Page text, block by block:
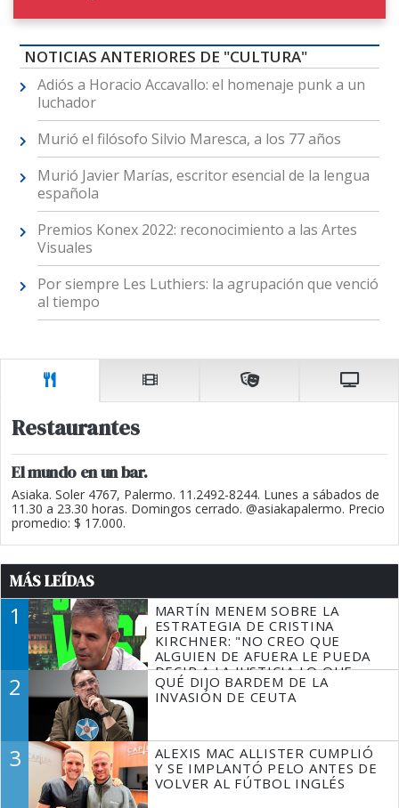
NOTICIAS ANTERIORES DE "CULTURA"
Adiós a Horacio Accavallo: el homenaje punk a un
luchador
Murió el filósofo Silvio Maresca, a los 77 años
Murió Javier Marías, escritor esencial de la lengua
española
Premios Konex 2022: reconocimiento a las Artes
Visuales
Por siempre Les Luthiers: la agrupación que venció
al tiempo
Restaurantes
El mundo en un bar.
Asiaka. Soler 4767, Palermo. 11.2492-8244. Lunes a sábados de
11.30 a 23.30 horas. Domingos cerrado. @asiakapalermo. Precio
promedio: $ 17.000.
MÁS LEÍDAS
1
MARTÍN MENEM SOBRE LA
ESTRATEGIA DE CRISTINA
KIRCHNER: "NO CREO QUE
ALGUIEN DE AFUERA LE PUEDA
DECIR A LA JUSTICIA LO QUE
TIENE QUE HACER"
2
QUÉ DIJO BARDEM DE LA
INVASIÓN DE CEUTA
3
ALEXIS MAC ALLISTER CUMPLIÓ
Y SE IMPLANTÓ PELO ANTES DE
VOLVER AL FÚTBOL INGLÉS